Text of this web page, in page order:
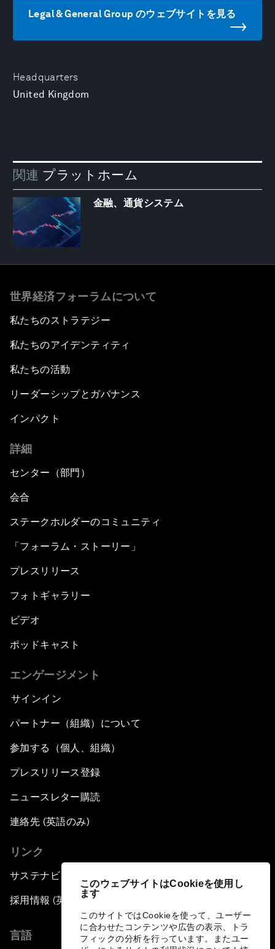
このウェブサイトはCookieを使用し
ます
このサイトではCookieを使って、ユーザー
に合わせたコンテンツや広告の表示、トラ
フィックの分析を行っています。またユー
Headquarters
United Kingdom
Legal & General Group のウェブサイトを見る
関連 プラットホーム
金融、通貨システム
世界経済フォーラムについて
私たちのストラテジー
私たちのアイデンティティ
私たちの活動
リーダーシップとガバナンス
インパクト
詳細
センター（部門）
会合
ステークホルダーのコミュニティ
「フォーラム・ストーリー」
プレスリリース
フォトギャラリー
ビデオ
ポッドキャスト
エンゲージメント
サインイン
パートナー（組織）について
参加する（個人、組織）
プレスリリース登録
ニュースレター購読
連絡先 (英語のみ)
リンク
サステナビリティへの取り組み
採用情報 (英語のみ)
言語